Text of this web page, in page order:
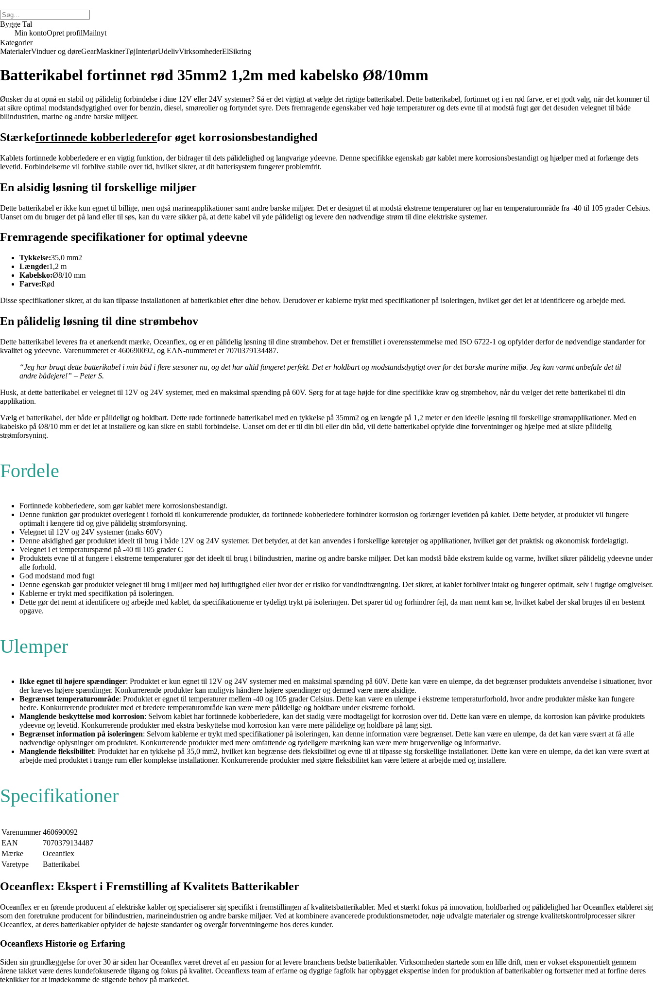
Bygge Tal
Min kontoOpret profilMailnyt
Kategorier
MaterialerVinduer og døreGearMaskinerTøjInteriørUdelivVirksomhederElSikring
Batterikabel fortinnet rød 35mm2 1,2m med kabelsko Ø8/10mm
Ønsker du at opnå en stabil og pålidelig forbindelse i dine 12V eller 24V systemer? Så er det vigtigt at vælge det rigtige batterikabel. Dette batterikabel, fortinnet og i en rød farve, er et godt valg, når det kommer til
at sikre optimal modstandsdygtighed over for benzin, diesel, smøreolier og fortyndet syre. Dets fremragende egenskaber ved høje temperaturer og dets evne til at modstå fugt gør det desuden velegnet til både
bilindustrien, marine og andre barske miljøer.
Stærkefortinnede kobberlederefor øget korrosionsbestandighed
Kablets fortinnede kobberledere er en vigtig funktion, der bidrager til dets pålidelighed og langvarige ydeevne. Denne specifikke egenskab gør kablet mere korrosionsbestandigt og hjælper med at forlænge dets
levetid. Forbindelserne vil forblive stabile over tid, hvilket sikrer, at dit batterisystem fungerer problemfrit.
En alsidig løsning til forskellige miljøer
Dette batterikabel er ikke kun egnet til billige, men også marineapplikationer samt andre barske miljøer. Det er designet til at modstå ekstreme temperaturer og har en temperaturområde fra -40 til 105 grader Celsius.
Uanset om du bruger det på land eller til søs, kan du være sikker på, at dette kabel vil yde pålideligt og levere den nødvendige strøm til dine elektriske systemer.
Fremragende specifikationer for optimal ydeevne
Tykkelse:35,0 mm2
Længde:1,2 m
Kabelsko:Ø8/10 mm
Farve:Rød
Disse specifikationer sikrer, at du kan tilpasse installationen af batterikablet efter dine behov. Derudover er kablerne trykt med specifikationer på isoleringen, hvilket gør det let at identificere og arbejde med.
En pålidelig løsning til dine strømbehov
Dette batterikabel leveres fra et anerkendt mærke, Oceanflex, og er en pålidelig løsning til dine strømbehov. Det er fremstillet i overensstemmelse med ISO 6722-1 og opfylder derfor de nødvendige standarder for
kvalitet og ydeevne. Varenummeret er 460690092, og EAN-nummeret er 7070379134487.
“Jeg har brugt dette batterikabel i min båd i flere sæsoner nu, og det har altid fungeret perfekt. Det er holdbart og modstandsdygtigt over for det barske marine miljø. Jeg kan varmt anbefale det til
andre bådejere!” – Peter S.
Husk, at dette batterikabel er velegnet til 12V og 24V systemer, med en maksimal spænding på 60V. Sørg for at tage højde for dine specifikke krav og strømbehov, når du vælger det rette batterikabel til din
applikation.
Vælg et batterikabel, der både er pålideligt og holdbart. Dette røde fortinnede batterikabel med en tykkelse på 35mm2 og en længde på 1,2 meter er den ideelle løsning til forskellige strømapplikationer. Med en
kabelsko på Ø8/10 mm er det let at installere og kan sikre en stabil forbindelse. Uanset om det er til din bil eller din båd, vil dette batterikabel opfylde dine forventninger og hjælpe med at sikre pålidelig
strømforsyning.
Fordele
Fortinnede kobberledere, som gør kablet mere korrosionsbestandigt.
Denne funktion gør produktet overlegent i forhold til konkurrerende produkter, da fortinnede kobberledere forhindrer korrosion og forlænger levetiden på kablet. Dette betyder, at produktet vil fungere
optimalt i længere tid og give pålidelig strømforsyning.
Velegnet til 12V og 24V systemer (maks 60V)
Denne alsidighed gør produktet ideelt til brug i både 12V og 24V systemer. Det betyder, at det kan anvendes i forskellige køretøjer og applikationer, hvilket gør det praktisk og økonomisk fordelagtigt.
Velegnet i et temperaturspænd på -40 til 105 grader C
Produktets evne til at fungere i ekstreme temperaturer gør det ideelt til brug i bilindustrien, marine og andre barske miljøer. Det kan modstå både ekstrem kulde og varme, hvilket sikrer pålidelig ydeevne under
alle forhold.
God modstand mod fugt
Denne egenskab gør produktet velegnet til brug i miljøer med høj luftfugtighed eller hvor der er risiko for vandindtrængning. Det sikrer, at kablet forbliver intakt og fungerer optimalt, selv i fugtige omgivelser.
Kablerne er trykt med specifikation på isoleringen.
Dette gør det nemt at identificere og arbejde med kablet, da specifikationerne er tydeligt trykt på isoleringen. Det sparer tid og forhindrer fejl, da man nemt kan se, hvilket kabel der skal bruges til en bestemt
opgave.
Ulemper
Ikke egnet til højere spændinger: Produktet er kun egnet til 12V og 24V systemer med en maksimal spænding på 60V. Dette kan være en ulempe, da det begrænser produktets anvendelse i situationer, hvor
der kræves højere spændinger. Konkurrerende produkter kan muligvis håndtere højere spændinger og dermed være mere alsidige.
Begrænset temperaturområde: Produktet er egnet til temperaturer mellem -40 og 105 grader Celsius. Dette kan være en ulempe i ekstreme temperaturforhold, hvor andre produkter måske kan fungere
bedre. Konkurrerende produkter med et bredere temperaturområde kan være mere pålidelige og holdbare under ekstreme forhold.
Manglende beskyttelse mod korrosion: Selvom kablet har fortinnede kobberledere, kan det stadig være modtageligt for korrosion over tid. Dette kan være en ulempe, da korrosion kan påvirke produktets
ydeevne og levetid. Konkurrerende produkter med ekstra beskyttelse mod korrosion kan være mere pålidelige og holdbare på lang sigt.
Begrænset information på isoleringen: Selvom kablerne er trykt med specifikationer på isoleringen, kan denne information være begrænset. Dette kan være en ulempe, da det kan være svært at få alle
nødvendige oplysninger om produktet. Konkurrerende produkter med mere omfattende og tydeligere mærkning kan være mere brugervenlige og informative.
Manglende fleksibilitet: Produktet har en tykkelse på 35,0 mm2, hvilket kan begrænse dets fleksibilitet og evne til at tilpasse sig forskellige installationer. Dette kan være en ulempe, da det kan være svært at
arbejde med produktet i trange rum eller komplekse installationer. Konkurrerende produkter med større fleksibilitet kan være lettere at arbejde med og installere.
Specifikationer
Varenummer 460690092
EAN
7070379134487
Mærke
Oceanflex
Varetype
Batterikabel
Oceanflex: Ekspert i Fremstilling af Kvalitets Batterikabler
Oceanflex er en førende producent af elektriske kabler og specialiserer sig specifikt i fremstillingen af kvalitetsbatterikabler. Med et stærkt fokus på innovation, holdbarhed og pålidelighed har Oceanflex etableret sig
som den foretrukne producent for bilindustrien, marineindustrien og andre barske miljøer. Ved at kombinere avancerede produktionsmetoder, nøje udvalgte materialer og strenge kvalitetskontrolprocesser sikrer
Oceanflex, at deres batterikabler opfylder de højeste standarder og overgår forventningerne hos deres kunder.
Oceanflexs Historie og Erfaring
Siden sin grundlæggelse for over 30 år siden har Oceanflex været drevet af en passion for at levere branchens bedste batterikabler. Virksomheden startede som en lille drift, men er vokset eksponentielt gennem
årene takket være deres kundefokuserede tilgang og fokus på kvalitet. Oceanflexs team af erfarne og dygtige fagfolk har opbygget ekspertise inden for produktion af batterikabler og fortsætter med at forfine deres
teknikker for at imødekomme de stigende behov på markedet.